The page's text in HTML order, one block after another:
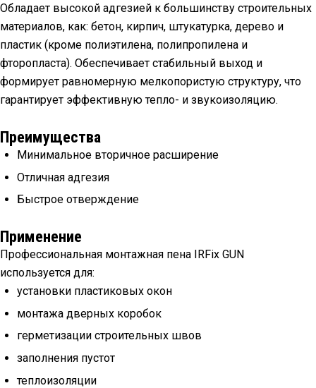
Обладает высокой адгезией к большинству строительных
материалов, как: бетон, кирпич, штукатурка, дерево и
пластик (кроме полиэтилена, полипропилена и
фторопласта). Обеспечивает стабильный выход и
формирует равномерную мелкопористую структуру, что
гарантирует эффективную тепло- и звукоизоляцию.
Преимущества
Минимальное вторичное расширение
Отличная адгезия
Быстрое отверждение
Применение
Профессиональная монтажная пена IRFix GUN
используется для:
установки пластиковых окон
монтажа дверных коробок
герметизации строительных швов
заполнения пустот
теплоизоляции